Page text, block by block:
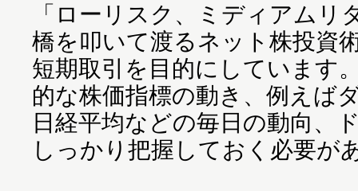
「ローリスク、ミディアムリ
橋を叩いて渡るネット株投資
短期取引を目的にしています
的な株価指標の動き、例えば
日経平均などの毎日の動向、
しっかり把握しておく必要が